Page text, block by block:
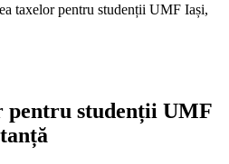
taxelor pentru studenții UMF Iași,
studenții UMF